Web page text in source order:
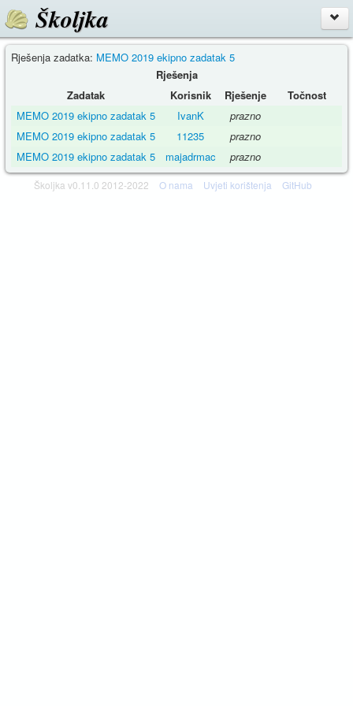
Školjka
Rješenja zadatka: MEMO 2019 ekipno zadatak 5
Rješenja
Zadatak
Korisnik Rješenje
Točnost
MEMO 2019 ekipno zadatak 5
IvanK
prazno
MEMO 2019 ekipno zadatak 5
11235
prazno
MEMO 2019 ekipno zadatak 5
majadrmac prazno
Školjka v0.11.0 2012-2022 O nama Uvjeti korištenja GitHub